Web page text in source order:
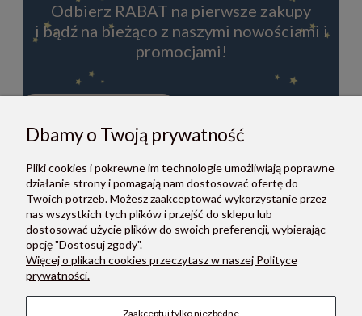
Odbierz RABAT na pierwsze zakupy
i bądź na bieżąco z naszymi nowościami i
promocjami!
ZAPISZ SIĘ
Zapisując się do newslettera, akceptujesz Regulamin i Politykę
prywatności.
O NAS
Dbamy o Twoją prywatność
Pliki cookies i pokrewne im technologie umożliwiają poprawne
działanie strony i pomagają nam dostosować ofertę do
Twoich potrzeb. Możesz zaakceptować wykorzystanie przez
nas wszystkich tych plików i przejść do sklepu lub
dostosować użycie plików do swoich preferencji, wybierając
opcję "Dostosuj zgody".
Więcej o plikach cookies przeczytasz w naszej Polityce
prywatności.
Zaakceptuj tylko niezbędne